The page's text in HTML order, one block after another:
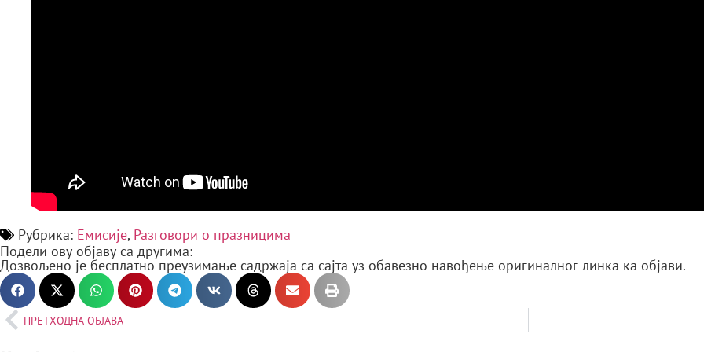
Рубрика: Емисије, Разговори о празницима
Подели ову објаву са другима:
Дозвољено је бесплатно преузимање садржаја са сајта уз обавезно навођење оригиналног линка ка објави.
ПРЕТХОДНА ОБЈАВА